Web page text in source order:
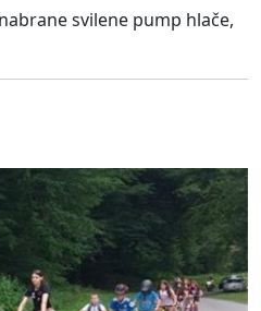
svilene pump hlače,